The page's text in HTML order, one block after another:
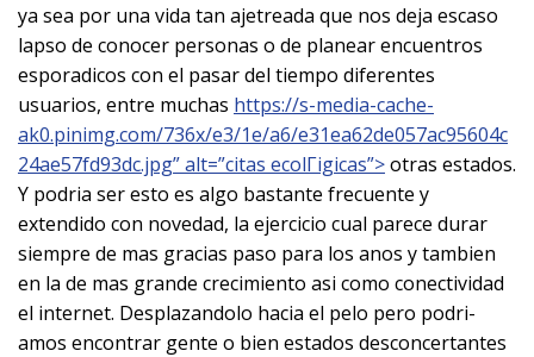
ya sea por una vida tan ajetreada que nos deja escaso
lapso de conocer personas o de planear encuentros
esporadicos con el pasar del tiempo diferentes
usuarios, entre muchas https://s-media-cache-
ak0.pinimg.com/736x/e3/1e/a6/e31ea62de057ac95604c
24ae57fd93dc.jpg” alt=”citas ecolГіgicas”>otras estados.
Y podri­a ser esto es algo bastante frecuente y
extendido con novedad, la ejercicio cual parece durar
siempre de mas gracias paso para los anos y tambien
en la de mas grande crecimiento asi­ como conectividad
el internet. Desplazandolo hacia el pelo pero podri­
amos encontrar gente o bien estados desconcertantes